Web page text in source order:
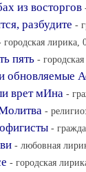
из восторгов
разбудите -
городская лирика,
пять -
обновляемые
врет мИна -
-
-
- любовная
- городская